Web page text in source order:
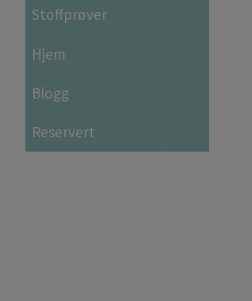
Stoffprøver
Hjem
Blogg
Reservert